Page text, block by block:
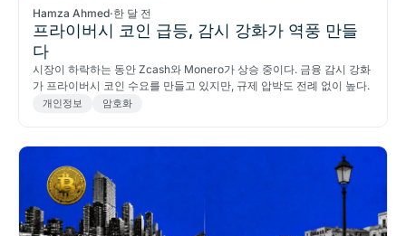
Hamza Ahmed·한 달 전
프라이버시 코인 급등, 감시 강화가 역풍 만들
다
시장이 하락하는 동안 Zcash와 Monero가 상승 중이다. 금융 감시 강화
가 프라이버시 코인 수요를 만들고 있지만, 규제 압박도 전례 없이 높다.
개인정보 암호화